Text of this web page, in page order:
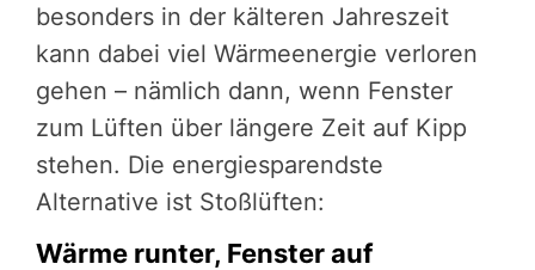
besonders in der kälteren Jahreszeit
kann dabei viel Wärmeenergie verloren
gehen – nämlich dann, wenn Fenster
zum Lüften über längere Zeit auf Kipp
stehen. Die energiesparendste
Alternative ist Stoßlüften:
Wärme runter, Fenster auf